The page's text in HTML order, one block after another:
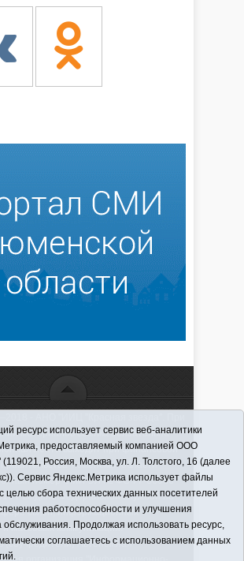
материалов ссылка обязательна
лента выходит при финансовой
правительства Тюменской области
номер СМИ ЭЛ № ФС 77-66066
г. выдано Федеральной службой по
сфере связи, информационных
и массовых коммуникаций.
(соучредители) Автономная
ресурс использует сервис веб-аналитики
предоставляемый компанией ООО
(119021, Россия, Москва, ул. Л. Толстого, 16 (далее
Сервис Яндекс.Метрика использует файлы
целью сбора технических данных посетителей
работоспособности и улучшения
обслуживания. Продолжая использовать ресурс,
соглашаетесь с использованием данных